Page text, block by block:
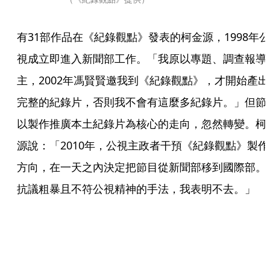
有31部作品在《紀錄觀點》發表的柯金源，1998年公
視成立即進入新聞部工作。「我原以專題、調查報導
主，2002年馮賢賢邀我到《紀錄觀點》，才開始產出
完整的紀錄片，否則我不會有這麼多紀錄片。」但節
以製作推廣本土紀錄片為核心的走向，忽然轉變。柯
源說：「2010年，公視主政者干預《紀錄觀點》製作
方向，在一天之內決定把節目從新聞部移到國際部。
抗議粗暴且不符公視精神的手法，我表明不去。」